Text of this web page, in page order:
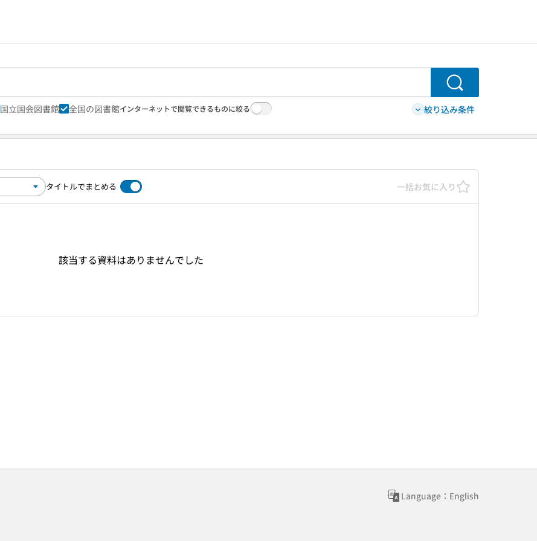
検索
国立国会図書館 全国の図書館インターネットで閲覧できるものに絞る 絞り込み条件
タイトルでまとめる 一括お気に入り
該当する資料はありませんでした
Language：English